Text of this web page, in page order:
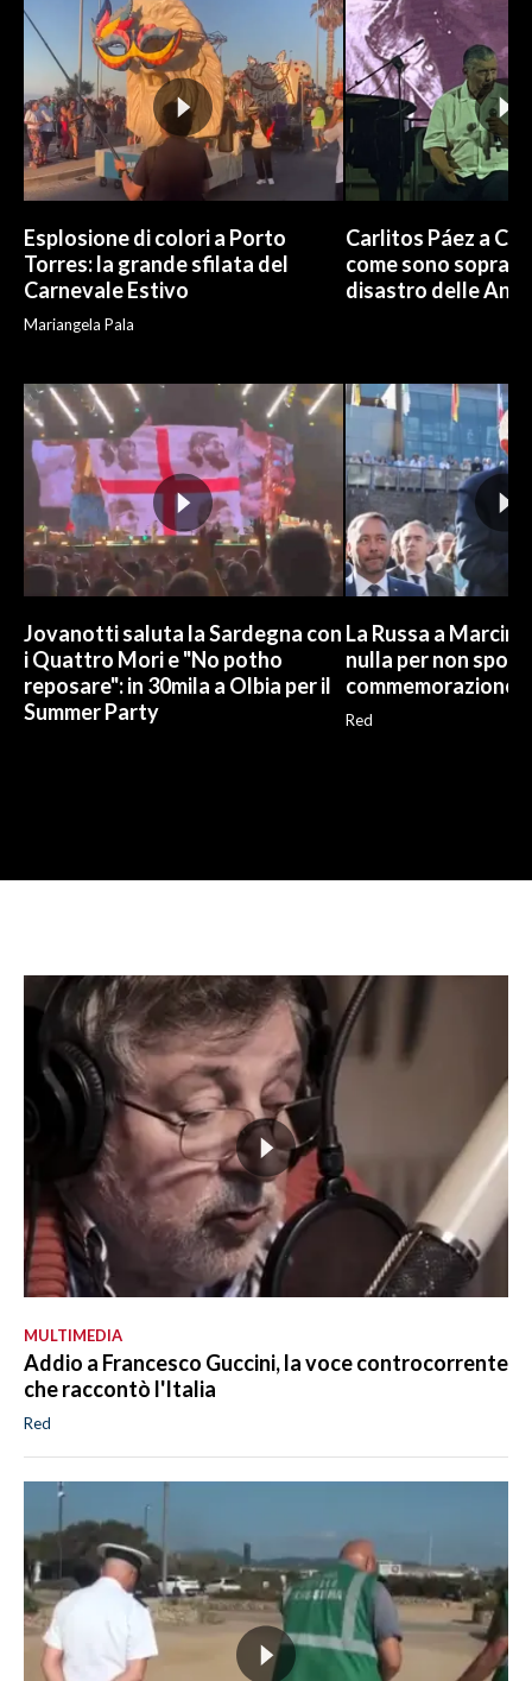
Esplosione di colori a Porto
Torres: la grande sfilata del
Carnevale Estivo
Mariangela Pala
Carlitos Páez a
come sono
disastro delle
Jovanotti saluta la Sardegna con
i Quattro Mori e "No potho
reposare": in 30mila a Olbia per il
Summer Party
La Russa a
nulla per non
commemorazione
Red
MULTIMEDIA
Addio a Francesco Guccini, la voce controcorrente
che raccontò l'Italia
Red